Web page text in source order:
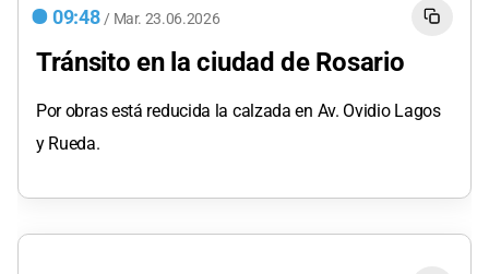
09:48 / Mar. 23.06.2026
Tránsito en la ciudad de Rosario
Por obras está reducida la calzada en Av. Ovidio Lagos
y Rueda.